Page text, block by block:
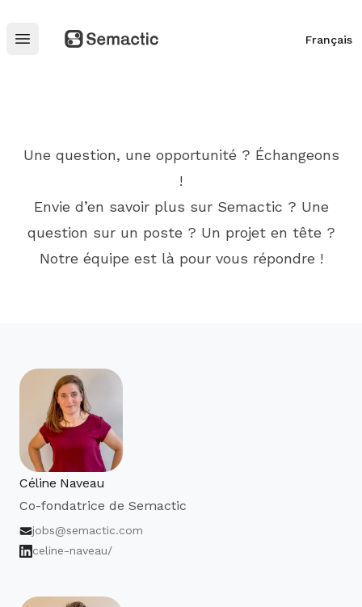
Open main menu Français
Une question, une opportunité ? Échangeons
!
Envie d’en savoir plus sur Semactic ? Une
question sur un poste ? Un projet en tête ?
Notre équipe est là pour vous répondre !
Céline Naveau
Co-fondatrice de Semactic
jobs@semactic.com
celine-naveau/